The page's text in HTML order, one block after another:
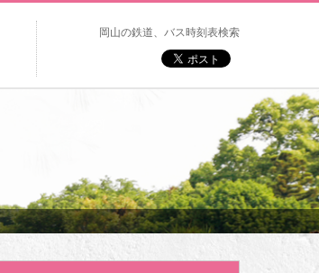
岡山の鉄道、バス時刻表検索